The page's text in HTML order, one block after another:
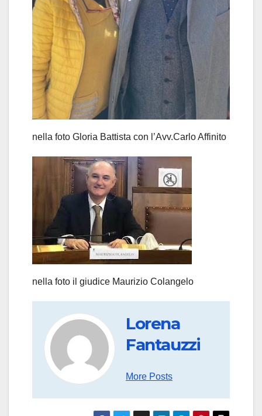
nella foto Gloria Battista con l’Avv.Carlo Affinito
nella foto il giudice Maurizio Colangelo
Lorena
Fantauzzi
More Posts